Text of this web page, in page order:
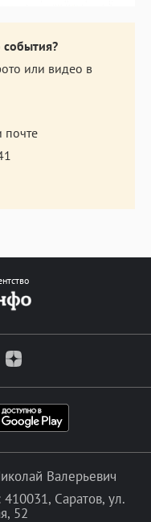
события?
или видео в
почте
Валерьевич
Саратов, ул.
52